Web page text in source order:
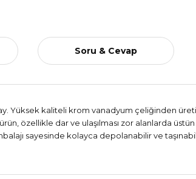
Soru & Cevap
Yüksek kaliteli krom vanadyum çeliğinden
özellikle dar ve ulaşılması zor alanlarda
sayesinde kolayca depolanabilir ve